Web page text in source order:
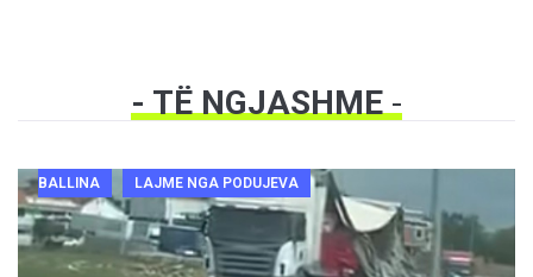
- TË NGJASHME-
BALLINA LAJME NGA PODUJEVA